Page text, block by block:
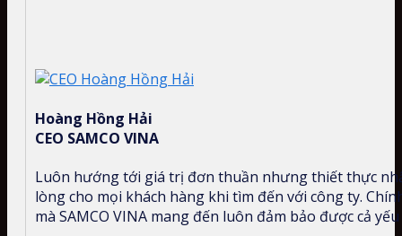
Hoàng Hồng Hải
CEO SAMCO VINA
Luôn hướng tới giá trị đơn thuần nhưng thiết thực
lòng cho mọi khách hàng khi tìm đến với công ty.
mà SAMCO VINA mang đến luôn đảm bảo được cả